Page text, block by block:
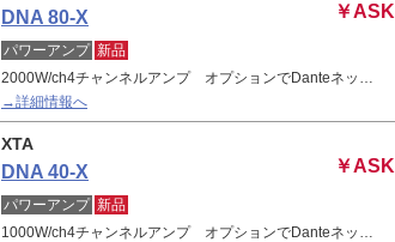
DNA 80-X ￥ASK
パワーアンプ 新品
2000W/ch4チャンネルアンプ オプションでDanteネッ…
→詳細情報へ
XTA
DNA 40-X ￥ASK
パワーアンプ 新品
1000W/ch4チャンネルアンプ オプションでDanteネッ…